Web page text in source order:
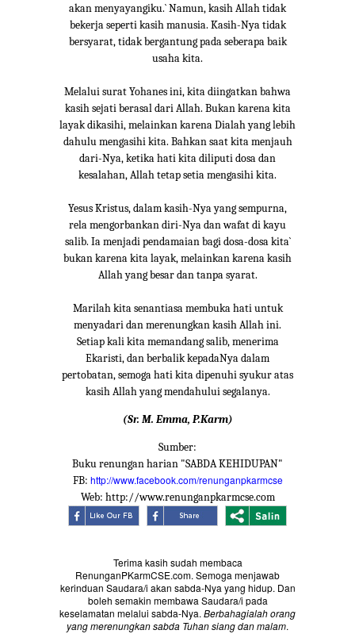
akan menyayangiku.` Namun, kasih Allah tidak
bekerja seperti kasih manusia. Kasih-Nya tidak
bersyarat, tidak bergantung pada seberapa baik
usaha kita.
Melalui surat Yohanes ini, kita diingatkan bahwa
kasih sejati berasal dari Allah. Bukan karena kita
layak dikasihi, melainkan karena Dialah yang lebih
dahulu mengasihi kita. Bahkan saat kita menjauh
dari-Nya, ketika hati kita diliputi dosa dan
kesalahan, Allah tetap setia mengasihi kita.
Yesus Kristus, dalam kasih-Nya yang sempurna,
rela mengorbankan diri-Nya dan wafat di kayu
salib. Ia menjadi pendamaian bagi dosa-dosa kita`
bukan karena kita layak, melainkan karena kasih
Allah yang besar dan tanpa syarat.
Marilah kita senantiasa membuka hati untuk
menyadari dan merenungkan kasih Allah ini.
Setiap kali kita memandang salib, menerima
Ekaristi, dan berbalik kepadaNya dalam
pertobatan, semoga hati kita dipenuhi syukur atas
kasih Allah yang mendahului segalanya.
(Sr. M. Emma, P.Karm)
Sumber:
Buku renungan harian "SABDA KEHIDUPAN"
FB: http://www.facebook.com/renunganpkarmcse
Web: http://www.renunganpkarmcse.com
Terima kasih sudah membaca
RenunganPKarmCSE.com. Semoga menjawab
kerinduan Saudara/i akan sabda-Nya yang hidup. Dan
boleh semakin membawa Saudara/i pada
keselamatan melalui sabda-Nya. Berbahagialah orang
yang merenungkan sabda Tuhan siang dan malam.